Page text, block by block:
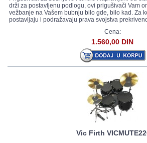
drži za postavljenu podlogu, ovi prigušivači Vam
vežbanje na Vašem bubnju bilo gde, bilo kad. Za
postavljaju i podražavaju prava svojstva
Cena:
1.560,00 DIN
Vic Firth